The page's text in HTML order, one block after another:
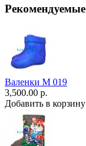
Рекомендуемые
Валенки М 019
3,500.00 р.
Добавить в корзину